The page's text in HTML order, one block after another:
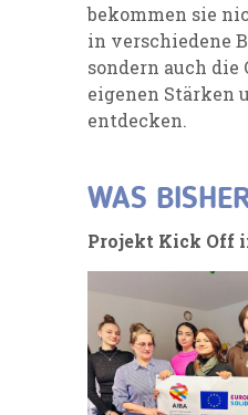
bekommen sie
in verschiedene
sondern auch die
eigenen Stärken
entdecken.
WAS
Projekt Kick Off